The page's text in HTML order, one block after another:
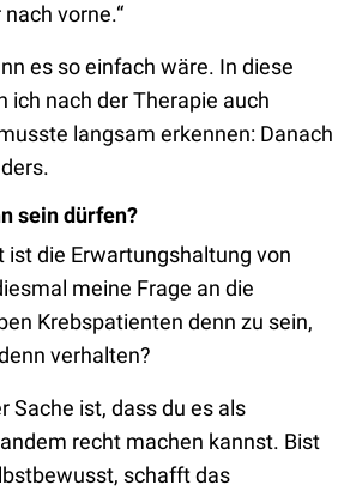
vorne.“
es so einfach wäre. In diese
ich nach der Therapie auch
langsam erkennen: Danach
sein dürfen?
ist die Erwartungshaltung von
meine Frage an die
Krebspatienten denn zu sein,
verhalten?
Sache ist, dass du es als
recht machen kannst. Bist
schafft das